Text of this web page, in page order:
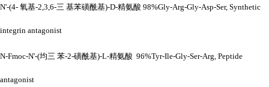
N'-(4- 氧基-2,3,6-三 基苯磺酰基)-D-精氨酸 98%Gly-Arg-Gly-Asp-Ser, Synthetic
integrin antagonist
N-Fmoc-N'-(均三 苯-2-磺酰基)-L-精氨酸 96%Tyr-Ile-Gly-Ser-Arg, Peptide
antagonist